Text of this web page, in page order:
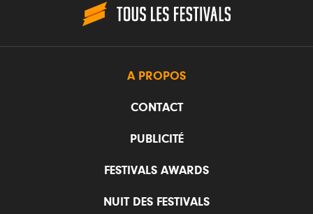
A PROPOS
CONTACT
PUBLICITÉ
FESTIVALS AWARDS
NUIT DES FESTIVALS